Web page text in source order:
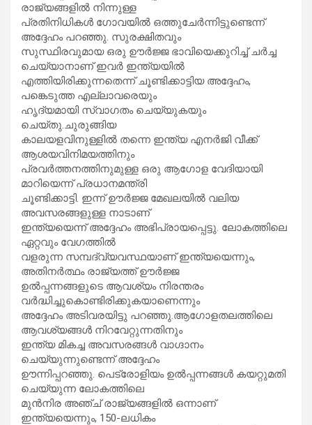
രാജ്യങ്ങളിൽ നിന്നുള്ള
പ്രതിനിധികൾ ഗോവയിൽ ഒത്തുചേർന്നിട്ടുണ്ടെന്ന്
അദ്ദേഹം പറഞ്ഞു. സുരക്ഷിതവും
സുസ്ഥിരവുമായ ഒരു ഊർജ്ജ ഭാവിയെക്കുറിച്ച് ചർച്ച
ചെയ്യാനാണ് ഇവർ ഇന്ത്യയിൽ
എത്തിയിരിക്കുന്നതെന്ന് ചൂണ്ടിക്കാട്ടിയ അദ്ദേഹം,
പങ്കെടുത്ത എല്ലാവരെയും
ഹൃദ്യമായി സ്വാഗതം ചെയ്യുകയും
ചെയ്തു.ചുരുങ്ങിയ
കാലയളവിനുള്ളിൽ തന്നെ ഇന്ത്യ എനർജി വീക്ക്
ആശയവിനിമയത്തിനും
പ്രവർത്തനത്തിനുമുള്ള ഒരു ആഗോള വേദിയായി
മാറിയെന്ന് പ്രധാനമന്ത്രി
ചൂണ്ടിക്കാട്ടി. ഇന്ന് ഊർജ്ജ മേഖലയിൽ വലിയ
അവസരങ്ങളുള്ള നാടാണ്
ഇന്ത്യയെന്ന് അദ്ദേഹം അഭിപ്രായപ്പെട്ടു. ലോകത്തിലെ
ഏറ്റവും വേഗത്തിൽ
വളരുന്ന സമ്പദ്‌വ്യവസ്ഥയാണ് ഇന്ത്യയെന്നും,
അതിനർത്ഥം രാജ്യത്ത് ഊർജ്ജ
ഉൽപ്പന്നങ്ങളുടെ ആവശ്യം നിരന്തരം
വർദ്ധിച്ചുകൊണ്ടിരിക്കുകയാണെന്നും
അദ്ദേഹം അടിവരയിട്ടു പറഞ്ഞു.ആഗോളതലത്തിലെ
ആവശ്യങ്ങൾ നിറവേറ്റുന്നതിനും
ഇന്ത്യ മികച്ച അവസരങ്ങൾ വാഗ്ദാനം
ചെയ്യുന്നുണ്ടെന്ന് അദ്ദേഹം
ഊന്നിപ്പറഞ്ഞു. പെട്രോളിയം ഉൽപ്പന്നങ്ങൾ കയറ്റുമതി
ചെയ്യുന്ന ലോകത്തിലെ
മുൻനിര അഞ്ച് രാജ്യങ്ങളിൽ ഒന്നാണ്
ഇന്ത്യയെന്നും, 150-ലധികം